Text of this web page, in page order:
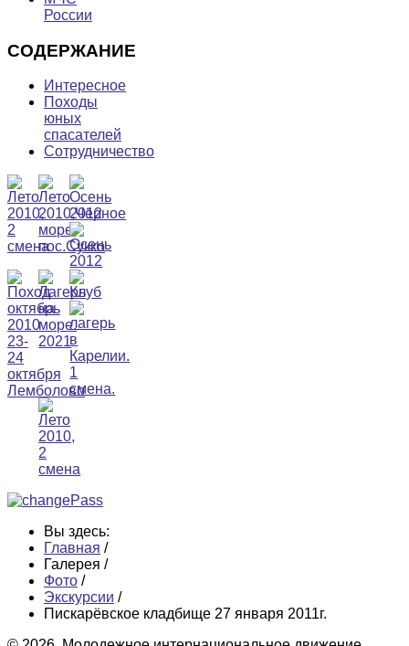
России
СОДЕРЖАНИЕ
Интересное
Походы
юных
спасателей
Сотрудничество
Вы здесь:
Главная /
Галерея /
Фото /
Экскурсии /
Пискарёвское кладбище 27 января 2011г.